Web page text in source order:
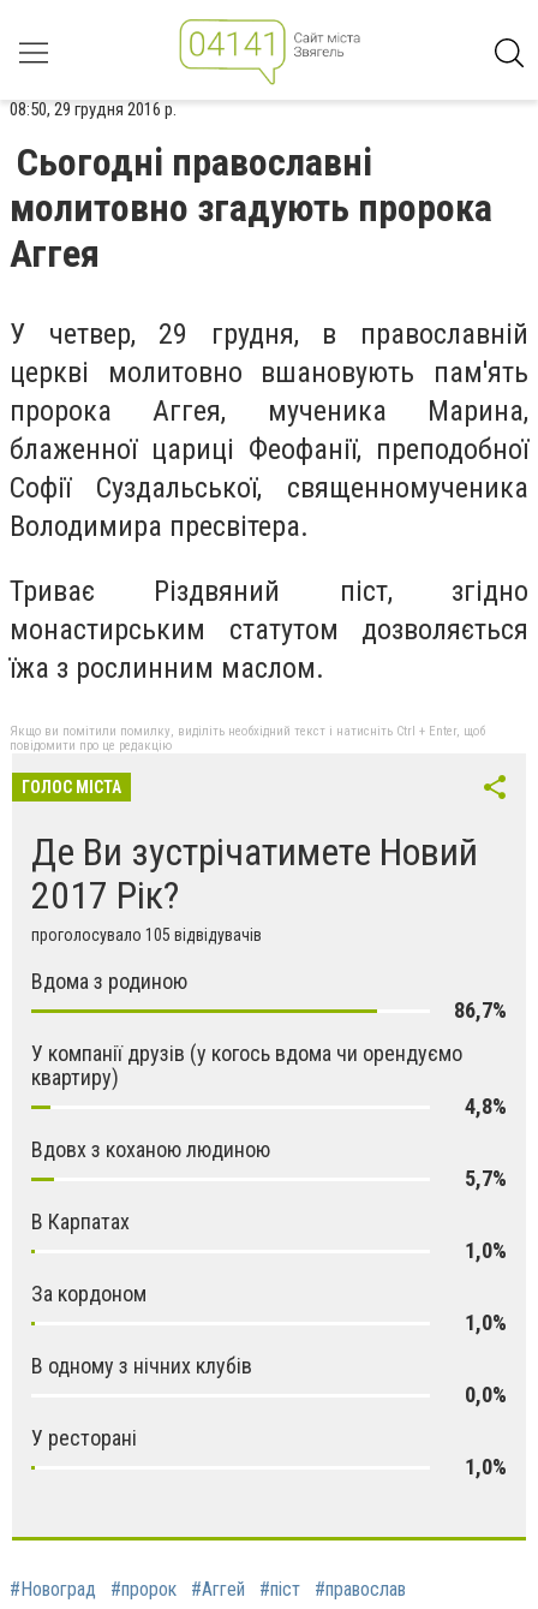
08:50, 29 грудня 2016 р.
Cьогодні православні
молитовно згадують пророка
Аггея
У четвер, 29 грудня, в православній
церкві молитовно вшановують пам'ять
пророка Аггея, мученика Марина,
блаженної цариці Феофанії, преподобної
Софії Суздальської, священномученика
Володимира пресвітера.
Триває Різдвяний піст, згідно
монастирським статутом дозволяється
їжа з рослинним маслом.
Якщо ви помітили помилку, виділіть необхідний текст і натисніть Ctrl + Enter, щоб
повідомити про це редакцію
ГОЛОС МІСТА
Де Ви зустрічатимете Новий
2017 Рік?
проголосувало 105 відвідувачів
Вдома з родиною
86,7%
У компанії друзів (у когось вдома чи орендуємо
квартиру)
4,8%
Вдовх з коханою людиною
5,7%
В Карпатах
1,0%
За кордоном
1,0%
В одному з нічних клубів
0,0%
У ресторані
1,0%
#Новоград #пророк #Аггей #піст #православ